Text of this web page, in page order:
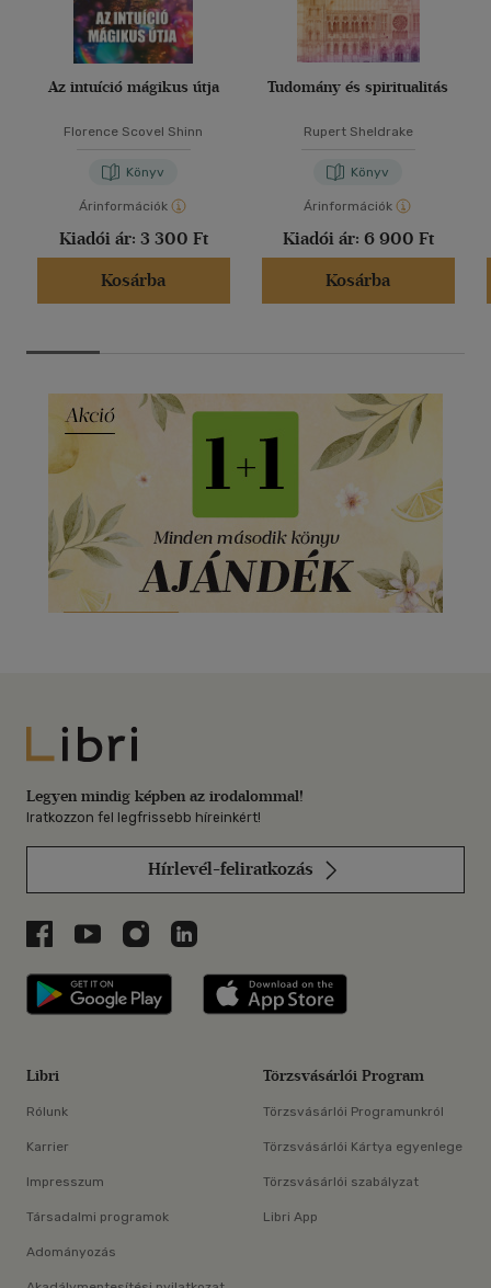
Az intuíció mágikus útja
Florence Scovel Shinn
Könyv
Árinformációk
Kiadói ár: 3 300 Ft
Kosárba
Tudomány és spiritualitás
Rupert Sheldrake
Könyv
Árinformációk
Kiadói ár: 6 900 Ft
Kosárba
Libri
Legyen mindig képben az irodalommal!
Iratkozzon fel legfrissebb híreinkért!
Hírlevél-feliratkozás
Libri a Facebookon
Libri a Youtube-on
Libri az Instagramon
Libri a LinkedInen
Libri applikáció Szerezd meg: Google
Libri
Rólunk
Karrier
Impresszum
Társadalmi programok
Adományozás
Törzsvásárlói Program
Törzsvásárlói Programunkról
Törzsvásárlói Kártya egyenlege
Törzsvásárlói szabályzat
Libri App